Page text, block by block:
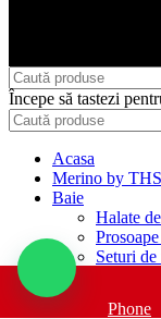
Începe să tastezi
Acasa
Merino by THS
Baie
Halate
Seturi de
BucatariePhone